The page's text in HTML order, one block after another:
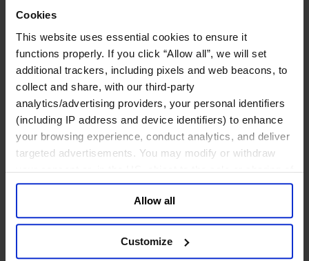
Cookies
This website uses essential cookies to ensure it
functions properly. If you click “Allow all”, we will set
additional trackers, including pixels and web beacons, to
collect and share, with our third-party
analytics/advertising providers, your personal identifiers
(including IP address and device identifiers) to enhance
your browsing experience, conduct analytics, and deliver
targeted advertisements. You may modify or withdraw
your consent or, in the US, object to the sale or sharing of
your data for targeted advertising, by clicking “Do Not
Sell or Share My Personal Information” in the footer of
the website. You must opt-out of each device and each
browser. For additional information and retention terms
Allow all
Customize
机械与工业技术
汽车与交通设备
能源业
金属与矿业
金融服务业
主权财富基金
保险业
投资银行、企业银行与金融市场
数字化资产、加密货币与Web 3行业
财富管理